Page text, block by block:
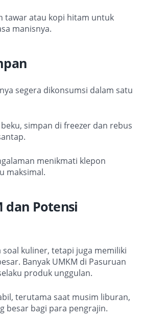
tawar atau kopi hitam untuk
manisnya.
segera dikonsumsi dalam satu
simpan di freezer dan rebus
menikmati klepon
maksimal.
dan Potensi
soal kuliner, tetapi juga memiliki
Banyak UMKM di Pasuruan
produk unggulan.
terutama saat musim liburan,
besar bagi para pengrajin.